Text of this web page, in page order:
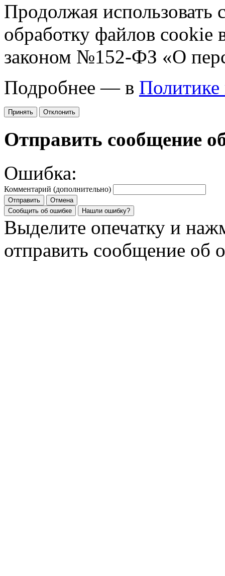
Продолжая использовать
обработку файлов cookie
законом №152-ФЗ «О
Подробнее — в Политике
Принять Отклонить
Отправить сообщение
Ошибка:
Комментарий (дополнительно)
Отправить
Отмена
Сообщить об ошибке
Нашли ошибку?
Выделите опечатку и
отправить сообщение об